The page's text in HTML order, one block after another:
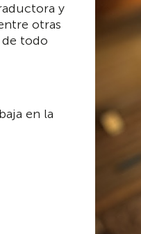
y
otras
de todo
en la